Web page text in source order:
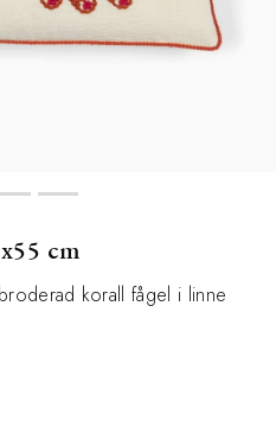
cm
korall fågel i linne